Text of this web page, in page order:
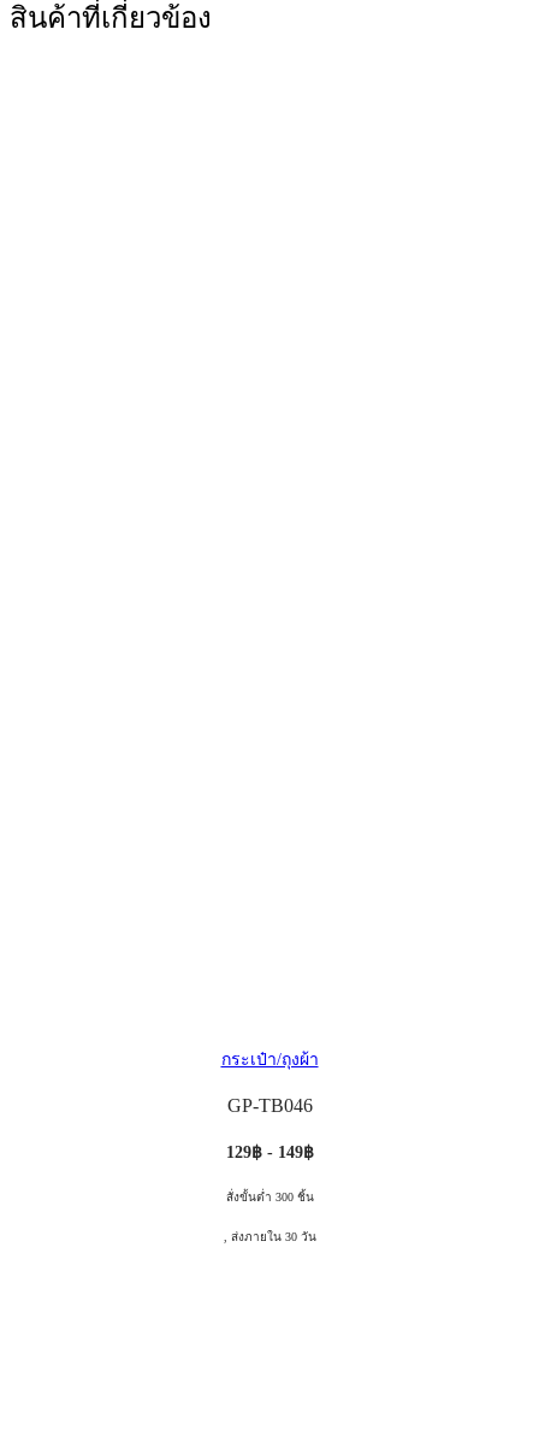
สินค้าที่เกี่ยวข้อง
กระเป๋า/ถุงผ้า
GP-TB046
129฿ - 149฿
สั่งขั้นต่ำ 300 ชิ้น
, ส่งภายใน 30 วัน